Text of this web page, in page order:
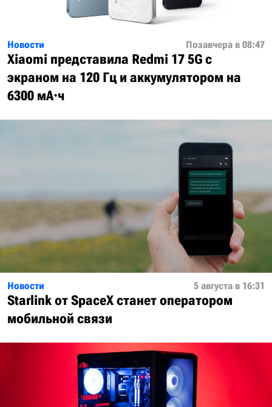
Новости Позавчера в 08:47
Xiaomi представила Redmi 17 5G с
экраном на 120 Гц и аккумулятором на
6300 мА·ч
Новости 5 августа в 16:31
Starlink от SpaceX станет оператором
мобильной связи